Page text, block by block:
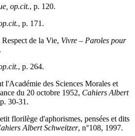
op.cit., p. 120.
, p. 171.
de la Vie, Vivre – Paroles pour
, p. 264.
l'Académie des Sciences Morales et
du 20 octobre 1952, Cahiers Albert
30-31.
florilège d'aphorismes, pensées et dits
Albert Schweitzer, n°108, 1997.